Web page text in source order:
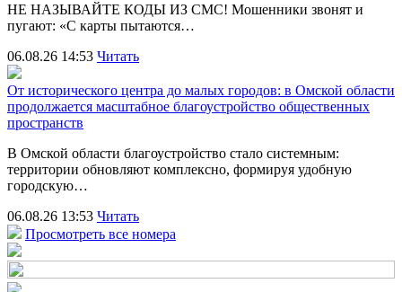
НЕ НАЗЫВАЙТЕ КОДЫ ИЗ СМС! Мошенники звонят и
пугают: «С карты пытаются…
06.08.26 14:53 Читать
От исторического центра до малых городов: в Омской области
продолжается масштабное благоустройство общественных
пространств
В Омской области благоустройство стало системным:
территории обновляют комплексно, формируя удобную
городскую…
06.08.26 13:53 Читать
Просмотреть все номера